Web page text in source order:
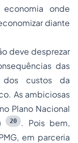
onde
diante
deve desprezar
das
dos custos da
As ambiciosas
Plano Nacional
20
. Pois bem,
em parceria